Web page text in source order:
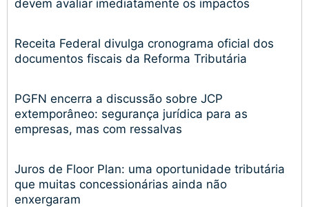
devem avaliar imediatamente os impactos
Receita Federal divulga cronograma oficial dos
documentos fiscais da Reforma Tributária
PGFN encerra a discussão sobre JCP
extemporâneo: segurança jurídica para as
empresas, mas com ressalvas
Juros de Floor Plan: uma oportunidade tributária
que muitas concessionárias ainda não
enxergaram